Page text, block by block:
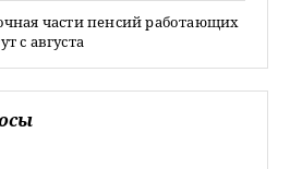
части пенсий работающих
с августа